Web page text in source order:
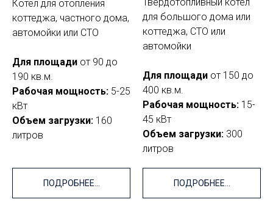
Котел для отопления
коттеджа, частного дома,
автомойки или СТО
Для площади от 90 до
190 кв.м.
Рабочая мощность: 5-25
кВт
Объем загрузки: 160
литров
ПОДРОБНЕЕ...
Твердотопливный котел
для большого дома или
коттеджа, СТО или
автомойки
Для площади от 150 до
400 кв.м.
Рабочая мощность: 15-
45 кВт
Объем загрузки: 300
литров
ПОДРОБНЕЕ...